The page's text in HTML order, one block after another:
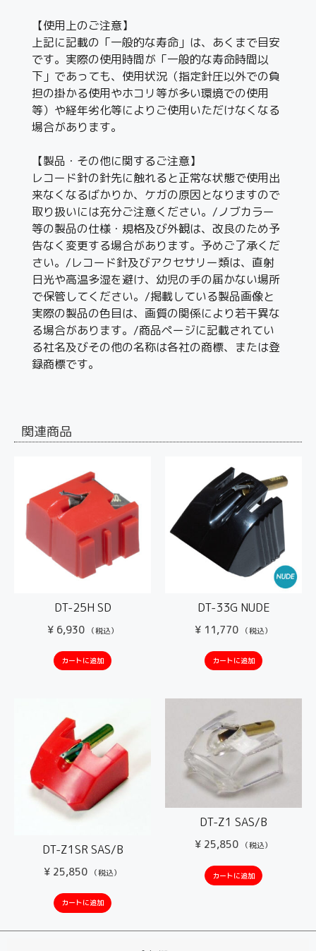
【使用上のご注意】
上記に記載の「一般的な寿命」は、あくまで目安
です。実際の使用時間が「一般的な寿命時間以
下」であっても、使用状況（指定針圧以外での負
担の掛かる使用やホコリ等が多い環境での使用
等）や経年劣化等によりご使用いただけなくなる
場合があります。
【製品・その他に関するご注意】
レコード針の針先に触れると正常な状態で使用出
来なくなるばかりか、ケガの原因となりますので
取り扱いには充分ご注意ください。/ノブカラー
等の製品の仕様・規格及び外観は、改良のため予
告なく変更する場合があります。予めご了承くだ
さい。/レコード針及びアクセサリー類は、直射
日光や高温多湿を避け、幼児の手の届かない場所
で保管してください。/掲載している製品画像と
実際の製品の色目は、画質の関係により若干異な
る場合があります。/商品ページに記載されてい
る社名及びその他の名称は各社の商標、または登
録商標です。
関連商品
DT-25H SD
¥6,930 （税込）
カートに追加
DT-33G NUDE
¥ 11,770 （税込）
カートに追加
DT-Z1SR SAS/B
¥ 25,850 （税込）
カートに追加
DT-Z1 SAS/B
¥ 25,850 （税込）
カートに追加